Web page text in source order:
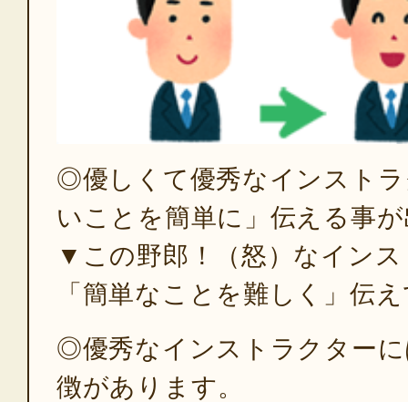
◎優しくて優秀なインスト
いことを簡単に」伝える事
▼この野郎！（怒）なイン
「簡単なことを難しく」伝
◎優秀なインストラクター
徴があります。